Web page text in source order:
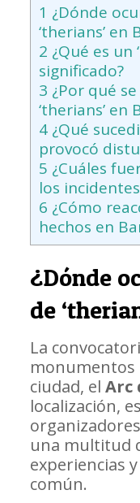
1 ¿Dónde
‘therians’ en
2 ¿Qué es un
significado?
3 ¿Por qué
‘therians’ en
4¿Qué
provocó
5 ¿Cuáles
los
6 ¿Cómo
hechos en
¿Dónde
de
La
monumentos
ciudad, el Arc
localización,
una multitud
experiencias
común.